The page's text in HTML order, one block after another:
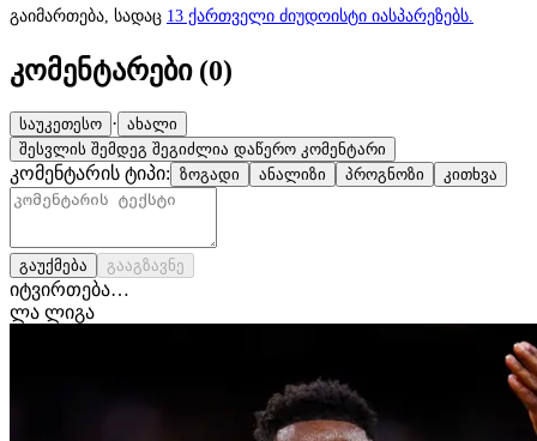
გაიმართება, სადაც 13 ქართველი ძიუდოისტი იასპარეზებს.
კომენტარები (0)
საუკეთესო · ახალი
შესვლის შემდეგ შეგიძლია დაწერო კომენტარი
კომენტარის ტიპი: ზოგადი ანალიზი პროგნოზი კითხვა
გაუქმება გააგზავნე
იტვირთება…
ლა ლიგა